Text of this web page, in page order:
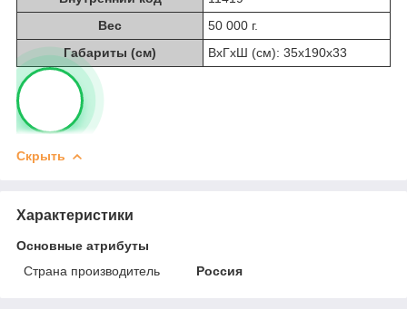
Вес
50 000 г.
Габариты (см)
ВхГхШ (см): 35х190х33
Скрыть
Характеристики
Основные атрибуты
Страна производитель
Россия